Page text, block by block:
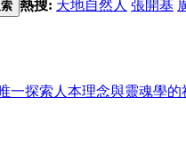
熱搜: 天地自然人 張開基
一探索人本理念與靈魂學的